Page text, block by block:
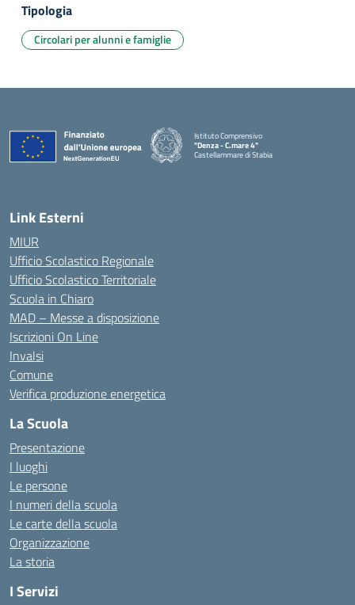
Tipologia
Circolari per alunni e famiglie
Istituto Comprensivo
"Denza - C.mare 4"
Castellammare di Stabia
Link Esterni
MIUR
Ufficio Scolastico Regionale
Ufficio Scolastico Territoriale
Scuola in Chiaro
MAD – Messe a disposizione
Iscrizioni On Line
Invalsi
Comune
Verifica produzione energetica
La Scuola
Presentazione
I luoghi
Le persone
I numeri della scuola
Le carte della scuola
Organizzazione
La storia
I Servizi